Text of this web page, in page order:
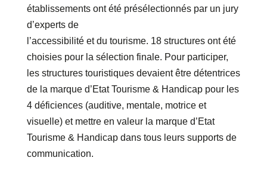
établissements ont été présélectionnés par un jury
d’experts de
l’accessibilité et du tourisme. 18 structures ont été
choisies pour la sélection finale. Pour participer,
les structures touristiques devaient être détentrices
de la marque d’Etat Tourisme & Handicap pour les
4 déficiences (auditive, mentale, motrice et
visuelle) et mettre en valeur la marque d’Etat
Tourisme & Handicap dans tous leurs supports de
communication.